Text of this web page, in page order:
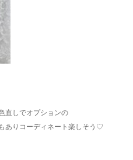
直しでオプションの
ありコーディネート楽しそう♡